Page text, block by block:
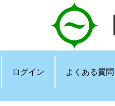
ログイン よくある質問